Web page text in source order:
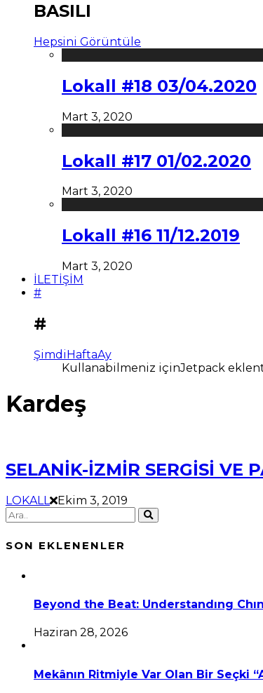
BASILI
Hepsini Görüntüle
Lokall #18 03/04.2020
Mart 3, 2020
Lokall #17 01/02.2020
Mart 3, 2020
Lokall #16 11/12.2019
Mart 3, 2020
İLETİŞİM
#
#
ŞimdiHaftaAy
Kullanabilmeniz içinJetpack
Kardeş
SELANİK-İZMİR SERGİSİ VE
LOKALL Ekim 3, 2019
SON EKLENENLER
Beyond the Beat: Understandıng
Haziran 28, 2026
Mekânın Ritmiyle Var Olan Bir Seçki